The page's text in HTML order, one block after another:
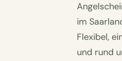
im
Flexibel,
und rund